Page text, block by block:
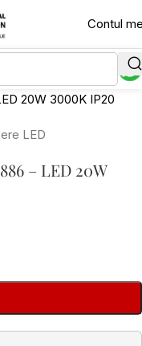
Contul
LED
– LED 20W